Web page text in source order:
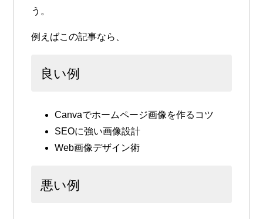
う。
例えばこの記事なら、
良い例
Canvaでホームページ画像を作るコツ
SEOに強い画像設計
Web画像デザイン術
悪い例